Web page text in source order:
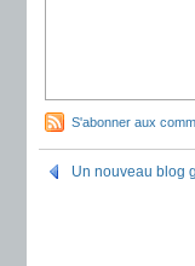
S'abonner aux
Un nouveau blog